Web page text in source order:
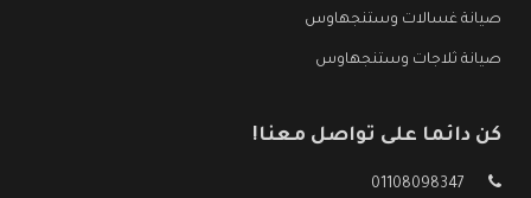
صيانة غسالات وستنجهاوس
صيانة ثلاجات وستنجهاوس
كن دائما على تواصل معنا!
01108098347